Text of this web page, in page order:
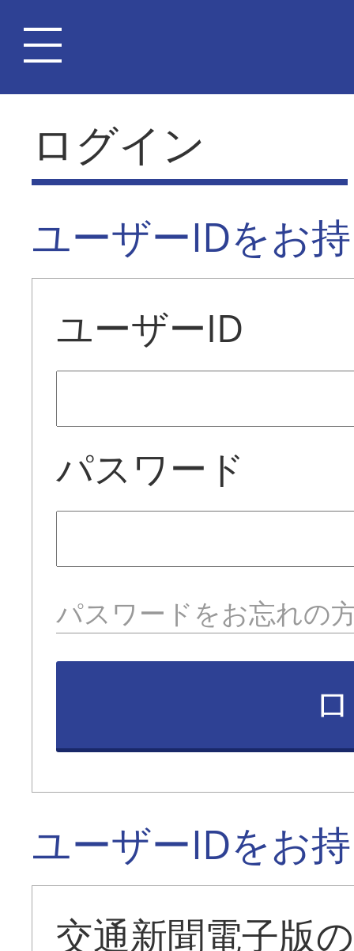
ログイン
ユーザーIDをお
ユーザーID
パスワード
パスワードをお忘れの
ユーザーIDをお
交通新聞電子版